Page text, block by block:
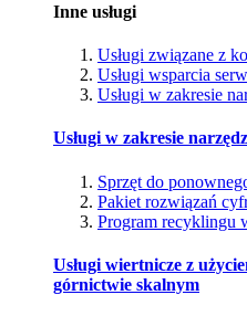
Inne usługi
Usługi związane z
Usługi wsparcia
Usługi w zakresie
Usługi w zakresie
Sprzęt do
Pakiet rozwiązań
Program recyklingu
Usługi wiertnicze z
górnictwie skalnym